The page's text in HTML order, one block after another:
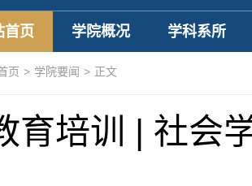
首页 学院概况 学科系所
页 > 学院要闻 > 正文
育培训 | 社会